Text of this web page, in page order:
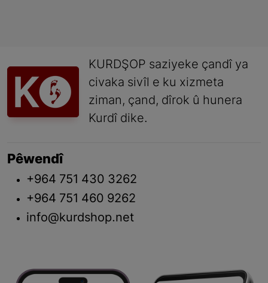
KURDŞOP saziyeke çandî ya
civaka sivîl e ku xizmeta
ziman, çand, dîrok û hunera
Kurdî dike.
Pêwendî
+964 751 430 3262
+964 751 460 9262
info@kurdshop.net